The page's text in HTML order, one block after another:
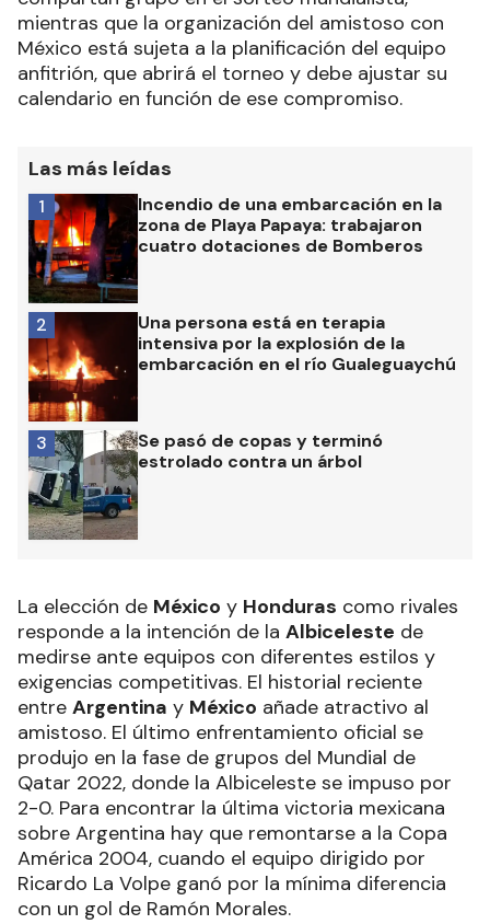
mientras que la organización del amistoso con
México está sujeta a la planificación del equipo
anfitrión, que abrirá el torneo y debe ajustar su
calendario en función de ese compromiso.
Las más leídas
Incendio de una embarcación en la
zona de Playa Papaya: trabajaron
cuatro dotaciones de Bomberos
1
Una persona está en terapia
intensiva por la explosión de la
embarcación en el río Gualeguaychú
2
Se pasó de copas y terminó
estrolado contra un árbol
3
La elección de México y Honduras como rivales
responde a la intención de la Albiceleste de
medirse ante equipos con diferentes estilos y
exigencias competitivas. El historial reciente
entre Argentina y México añade atractivo al
amistoso. El último enfrentamiento oficial se
produjo en la fase de grupos del Mundial de
Qatar 2022, donde la Albiceleste se impuso por
2-0. Para encontrar la última victoria mexicana
sobre Argentina hay que remontarse a la Copa
América 2004, cuando el equipo dirigido por
Ricardo La Volpe ganó por la mínima diferencia
con un gol de Ramón Morales.